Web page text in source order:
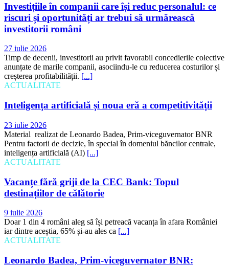
Investițiile în companii care își reduc personalul: ce
riscuri și oportunități ar trebui să urmărească
investitorii români
27 iulie 2026
Timp de decenii, investitorii au privit favorabil concedierile colective
anunțate de marile companii, asociindu-le cu reducerea costurilor și
creșterea profitabilității. [...]
ACTUALITATE
Inteligența artificială și noua eră a competitivității
23 iulie 2026
Material realizat de Leonardo Badea, Prim-viceguvernator BNR
Pentru factorii de decizie, în special în domeniul băncilor centrale,
inteligența artificială (AI) [...]
ACTUALITATE
Vacanțe fără griji de la CEC Bank: Topul
destinațiilor de călătorie
9 iulie 2026
Doar 1 din 4 români aleg să își petreacă vacanța în afara României
iar dintre aceștia, 65% și-au ales ca [...]
ACTUALITATE
Leonardo Badea, Prim-viceguvernator BNR: